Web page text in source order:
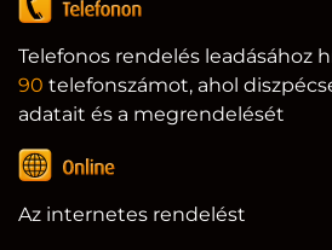
Telefonos rendelés leadásához
90 telefonszámot, ahol
adatait és a megrendelését
Az internetes rendelést